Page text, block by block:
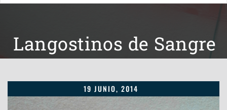
Langostinos de Sangre
19 JUNIO, 2014